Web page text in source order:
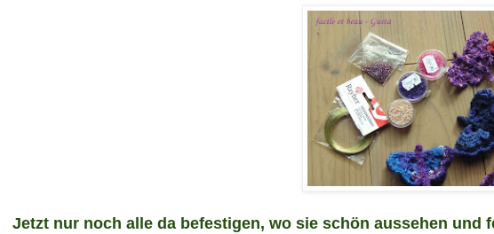
Jetzt nur noch alle da befestigen, wo sie schön aussehen und